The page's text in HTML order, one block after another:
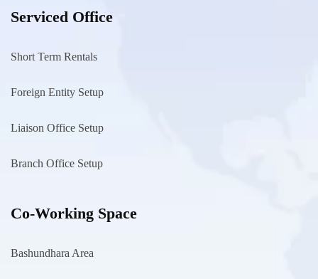
Serviced Office
Short Term Rentals
Foreign Entity Setup
Liaison Office Setup
Branch Office Setup
Co-Working Space
Bashundhara Area